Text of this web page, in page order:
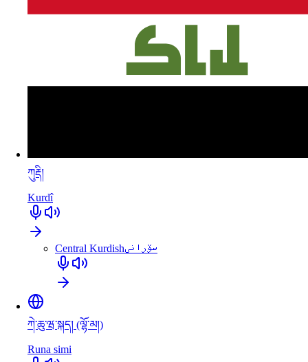
ཀུརྡི།
Kurdî
Central Kurdishسۆرانی
ཀེ་ཆུ་ཝ་སྐད། (ལྷོ་མ།)
Runa simi